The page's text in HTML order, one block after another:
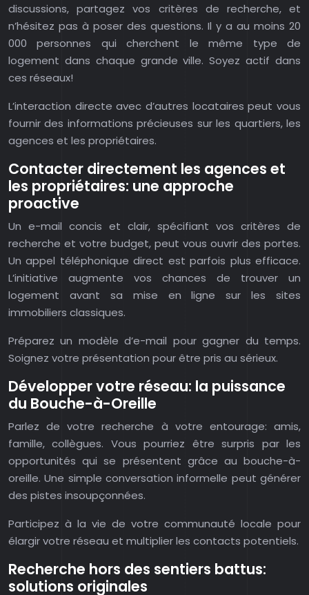
discussions, partagez vos critères de recherche, et
n’hésitez pas à poser des questions. Il y a au moins 20
000 personnes qui cherchent le même type de
logement dans chaque grande ville. Soyez actif dans
ces réseaux!
L’interaction directe avec d’autres locataires peut vous
fournir des informations précieuses sur les quartiers, les
agences et les propriétaires.
Contacter directement les agences et
les propriétaires: une approche
proactive
Un e-mail concis et clair, spécifiant vos critères de
recherche et votre budget, peut vous ouvrir des portes.
Un appel téléphonique direct est parfois plus efficace.
L’initiative augmente vos chances de trouver un
logement avant sa mise en ligne sur les sites
immobiliers classiques.
Préparez un modèle d’e-mail pour gagner du temps.
Soignez votre présentation pour être pris au sérieux.
Développer votre réseau: la puissance
du Bouche-à-Oreille
Parlez de votre recherche à votre entourage: amis,
famille, collègues. Vous pourriez être surpris par les
opportunités qui se présentent grâce au bouche-à-
oreille. Une simple conversation informelle peut générer
des pistes insoupçonnées.
Participez à la vie de votre communauté locale pour
élargir votre réseau et multiplier les contacts potentiels.
Recherche hors des sentiers battus:
solutions originales